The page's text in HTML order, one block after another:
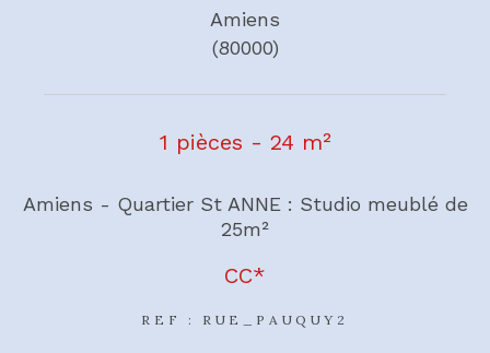
Amiens
(80000)
1 pièces - 24 m²
Amiens - Quartier St ANNE : Studio meublé de
25m²
CC*
REF : RUE_PAUQUY2